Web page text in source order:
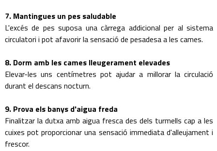
7. Mantingues un pes saludable
L'excés de pes suposa una càrrega addicional per al sistema
circulatori i pot afavorir la sensació de pesadesa a les cames.
8. Dorm amb les cames lleugerament elevades
Elevar-les uns centímetres pot ajudar a millorar la circulació
durant el descans nocturn.
9. Prova els banys d'aigua freda
Finalitzar la dutxa amb aigua fresca des dels turmells cap a les
cuixes pot proporcionar una sensació immediata d'alleujament i
frescor.